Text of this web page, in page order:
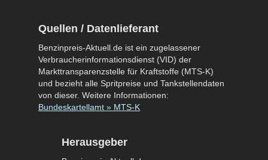
Quellen / Datenlieferant
Benzinpreis-Aktuell.de ist ein zugelassener
Verbraucherinformationsdienst (VID) der
Markttransparenzstelle für Kraftstoffe (MTS-K)
und bezieht alle Spritpreise und Tankstellendaten
von dieser. Weitere Informationen:
Bundeskartellamt » MTS-K
Herausgeber